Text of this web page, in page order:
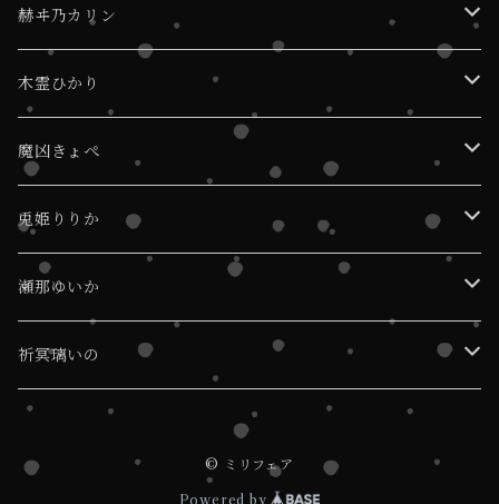
デコチェキ
デジショ
赫ヰ乃カリン
デコチェキ
デジショ
木霊ひかり
デコチェキ
デジショ
魔凶きょぺ
デコチェキ
デジショ
兎姫りりか
デコチェキ
デジショ
瀬那ゆいか
デコチェキ
祈冥璃いの
© ミリフェア
Powered by